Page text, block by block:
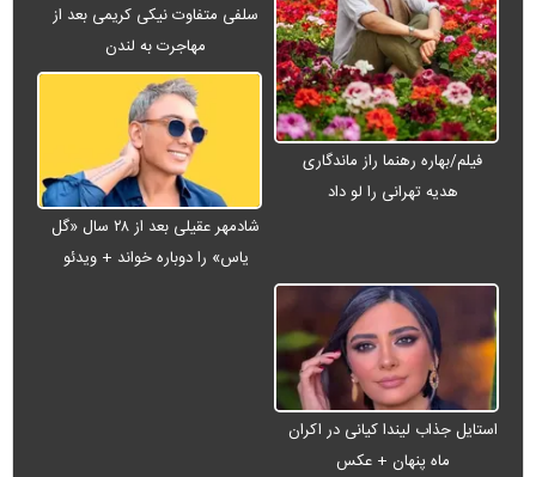
فیلم/بهاره رهنما راز ماندگاری
هدیه تهرانی را لو داد
سلفی متفاوت نیکی کریمی بعد از
مهاجرت به لندن
شادمهر عقیلی بعد از ۲۸ سال «گل
یاس» را دوباره خواند + ویدئو
استایل جذاب لیندا کیانی در اکران
ماه پنهان + عکس